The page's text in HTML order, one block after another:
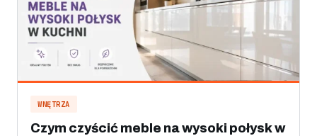
WNĘTRZA
Czym czyścić meble na wysoki połysk w